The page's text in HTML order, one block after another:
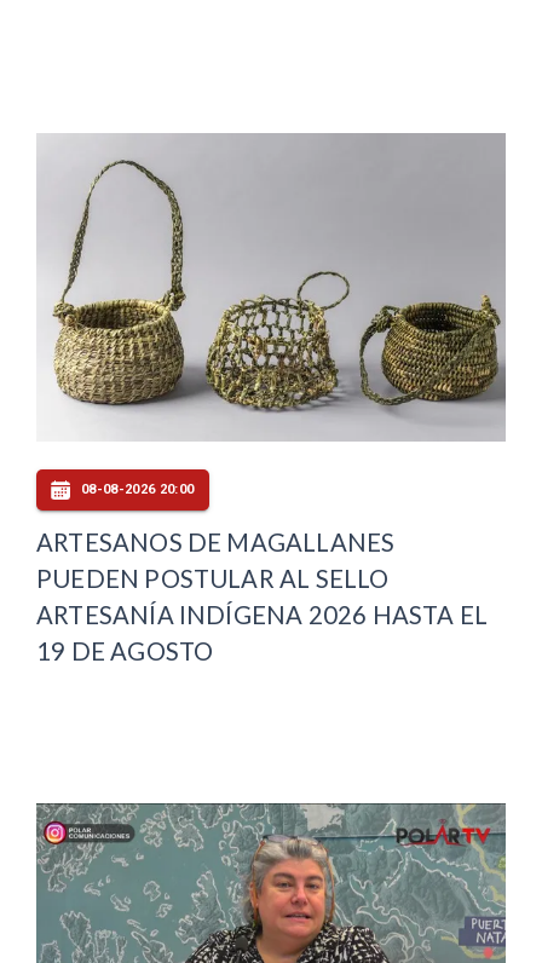
08-08-2026 20:00
ARTESANOS DE MAGALLANES
PUEDEN POSTULAR AL SELLO
ARTESANÍA INDÍGENA 2026 HASTA EL
19 DE AGOSTO